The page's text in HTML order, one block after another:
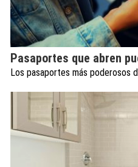
Pasaportes que abren
Los pasaportes más poderosos